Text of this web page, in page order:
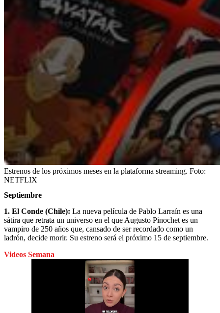
Estrenos de los próximos meses en la plataforma streaming. Foto:
NETFLIX
Septiembre
1. El Conde (Chile): La nueva película de Pablo Larraín es una
sátira que retrata un universo en el que Augusto Pinochet es un
vampiro de 250 años que, cansado de ser recordado como un
ladrón, decide morir. Su estreno será el próximo 15 de septiembre.
Videos Semana